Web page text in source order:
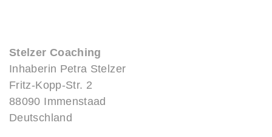
Stelzer Coaching
Inhaberin Petra Stelzer
Fritz-Kopp-Str. 2
88090 Immenstaad
Deutschland